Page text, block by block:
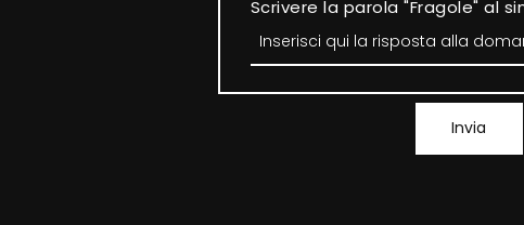
Scrivere la parola "Fragole" al
Invia